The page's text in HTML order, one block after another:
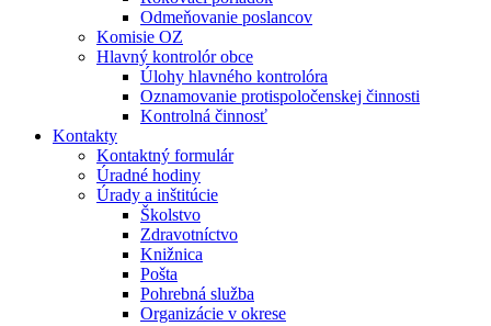
Odmeňovanie poslancov
Komisie OZ
Hlavný kontrolór obce
Úlohy hlavného kontrolóra
Oznamovanie protispoločenskej činnosti
Kontrolná činnosť
Kontakty
Kontaktný formulár
Úradné hodiny
Úrady a inštitúcie
Školstvo
Zdravotníctvo
Knižnica
Pošta
Pohrebná služba
Organizácie v okrese